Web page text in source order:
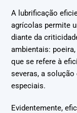
A lubrificação
agrícolas permite
diante da
ambientais:
que se refere à
severas, a
especiais.
Evidentemente,